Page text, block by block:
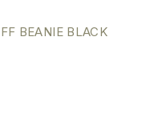
BEANIE BLACK